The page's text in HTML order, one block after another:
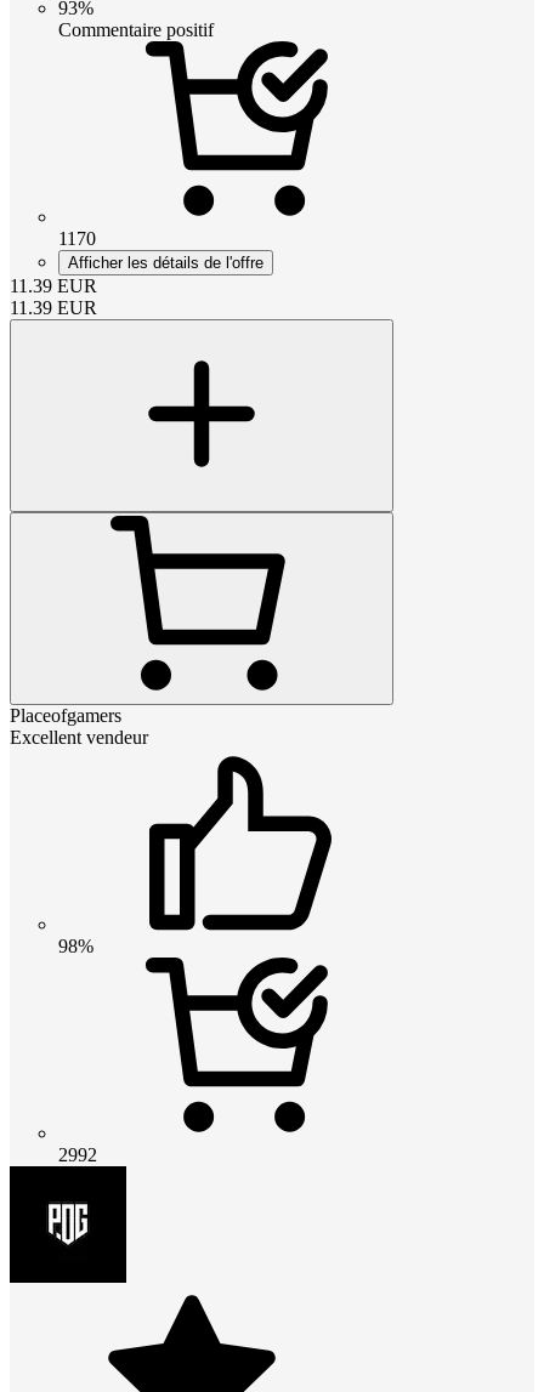
93%
Commentaire positif
1170
Afficher les détails de l'offre
11.39 EUR
11.39 EUR
Placeofgamers
Excellent vendeur
98%
2992